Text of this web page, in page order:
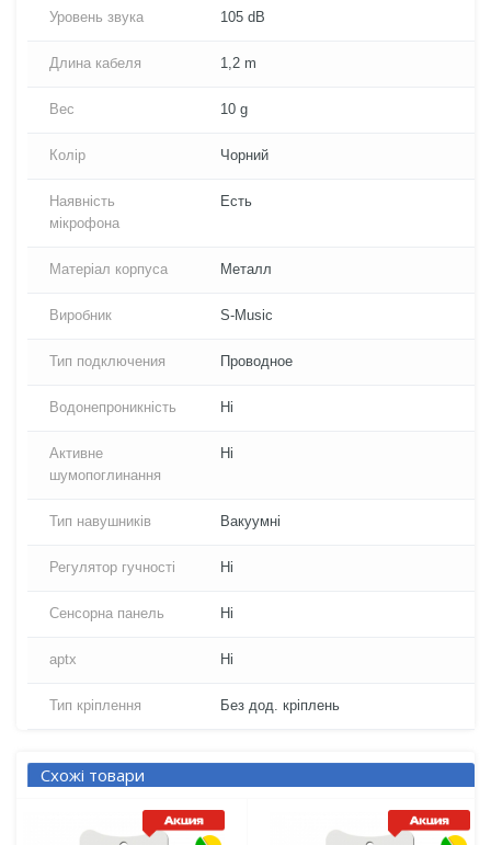
Уровень звука 105 dB
Длина кабеля 1,2 m
Вес 10 g
Колір Чорний
Наявність
мікрофона
Есть
Матеріал корпуса Металл
Виробник S-Music
Тип подключения Проводное
Водонепроникність Ні
Активне
шумопоглинання
Ні
Тип навушників Вакуумні
Регулятор гучності Ні
Сенсорна панель Ні
aptx Ні
Тип кріплення Без дод. кріплень
Схожі товари